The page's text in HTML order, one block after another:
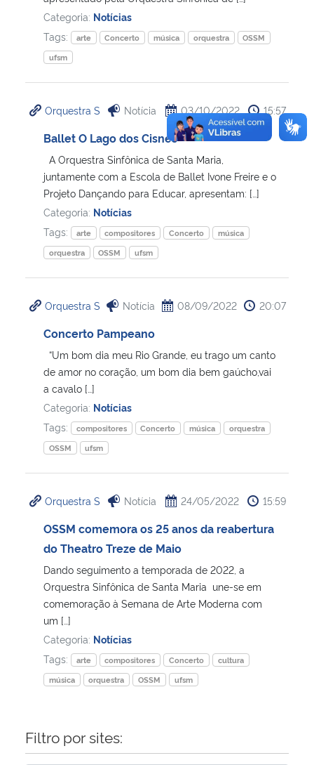
Categoria: Notícias
Tags:
arte Concerto música orquestra
OSSM
ufsm
Orquestra S Notícia 03/10/2022 15:57
Ballet O Lago dos Cisnes
A Orquestra Sinfônica de Santa Maria,
juntamente com a Escola de Ballet Ivone Freire e o
Projeto Dançando para Educar, apresentam: […]
Categoria: Notícias
Tags:
arte compositores Concerto
música
orquestra
OSSM ufsm
Orquestra S Notícia 08/09/2022 20:07
Concerto Pampeano
“Um bom dia meu Rio Grande, eu trago um canto
de amor no coração, um bom dia bem gaúcho,vai
a cavalo […]
Categoria: Notícias
Tags:
compositores Concerto música
orquestra
OSSM
ufsm
Orquestra S Notícia 24/05/2022 15:59
OSSM comemora os 25 anos da reabertura
do Theatro Treze de Maio
Dando seguimento a temporada de 2022, a
Orquestra Sinfônica de Santa Maria une-se em
comemoração à Semana de Arte Moderna com
um […]
Categoria: Notícias
Tags:
arte compositores Concerto
cultura
música
orquestra OSSM ufsm
Filtro por sites: